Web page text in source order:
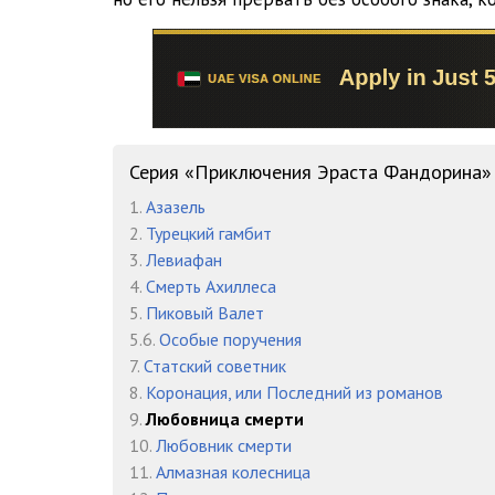
016 - Борис Акунин - Любовница смерти - Наталия и
021 - Борис Акунин - Любовница смерти - Наталия и
022 - Борис Акунин - Любовница смерти - Наталия и
023 - Борис Акунин - Любовница смерти - Наталия и
024 - Борис Акунин - Любовница смерти - Наталия и
025 - Борис Акунин - Любовница смерти - Наталия и
026 - Борис Акунин - Любовница смерти - Наталия и
Серия «Приключения Эраста Фандорина»
1. Азазель
2. Турецкий гамбит
3. Левиафан
4. Смерть Ахиллеса
5. Пиковый Валет
5.6. Особые поручения
7. Статский советник
8. Коронация, или Последний из романов
9. Любовница смерти
10. Любовник смерти
11. Алмазная колесница